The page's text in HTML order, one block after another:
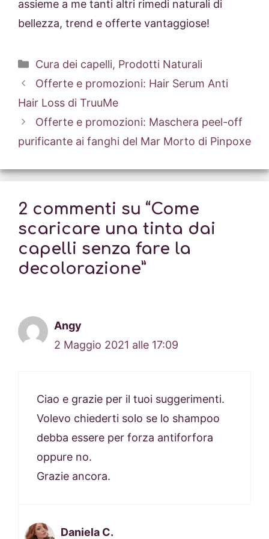
assieme a me tanti altri rimedi naturali di
bellezza, trend e offerte vantaggiose!
Categorie
Cura dei capelli, Prodotti Naturali
Offerte e promozioni: Hair Serum Anti
Hair Loss di TruuMe
Offerte e promozioni: Maschera peel-off
purificante ai fanghi del Mar Morto di Pinpoxe
2 commenti su “Come
scaricare una tinta dai
capelli senza fare la
decolorazione”
Angy
2 Maggio 2021 alle 17:09
Ciao e grazie per il tuoi suggerimenti.
Volevo chiederti solo se lo shampoo
debba essere per forza antiforfora
oppure no.
Grazie ancora.
Daniela C.